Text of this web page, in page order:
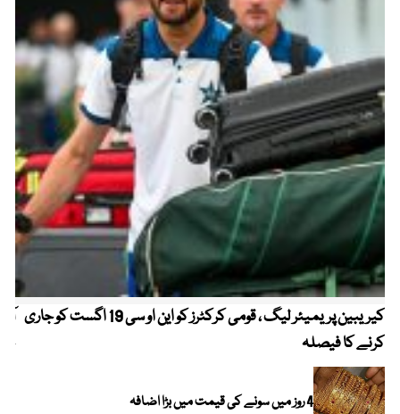
کیریبین پریمیئر لیگ ، قومی کرکٹرز کو این او سی 19 اگست کو جاری
کرنے کا فیصلہ
4 روز میں سونے کی قیمت میں بڑا اضافہ